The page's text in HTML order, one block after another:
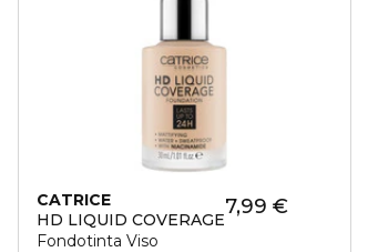
CATRICE
HD LIQUID COVERAGE
Fondotinta Viso
7,99 €